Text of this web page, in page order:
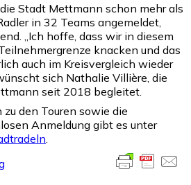
Stadt Mettmann schon mehr als
in 32 Teams angemeldet,
„Ich hoffe, dass wir in diesem
knacken und das
auch im Kreisvergleich wieder
sich Nathalie Villière, die
seit 2018 begleitet.
den Touren sowie die
Anmeldung gibt es unter